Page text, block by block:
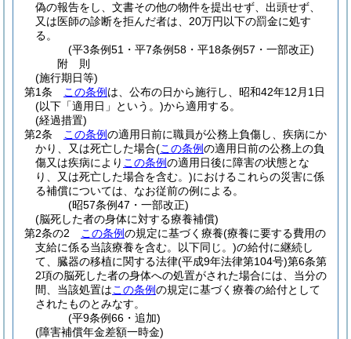
偽の報告をし、文書その他の物件を提出せず、出頭せず、
又は医師の診断を拒んだ者は、20万円以下の罰金に処す
る。
(平3条例51・平7条例58・平18条例57・一部改正)
附 則
(施行期日等)
第1条
この条例 は、公布の日から施行し、昭和42年12月1日
(以下「適用日」という。)から適用する。
(経過措置)
第2条
この条例の適用日前に職員が公務上負傷し、疾病にか
かり、又は死亡した場合(この条例の適用日前の公務上の負
傷又は疾病により この条例の適用日後に障害の状態とな
り、又は死亡した場合を含む。)におけるこれらの災害に係
る補償については、なお従前の例による。
(昭57条例47・一部改正)
(脳死した者の身体に対する療養補償)
第2条の2
この条例の規定に基づく療養(療養に要する費用の
支給に係る当該療養を含む。以下同じ。)の給付に継続し
て、臓器の移植に関する法律(平成9年法律第104号)第6条第
2項の脳死した者の身体への処置がされた場合には、当分の
間、当該処置はこの条例の規定に基づく療養の給付として
されたものとみなす。
(平9条例66・追加)
(障害補償年金差額一時金)